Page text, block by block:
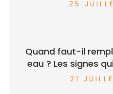
25
Quand faut-il
eau ? Les signes
21